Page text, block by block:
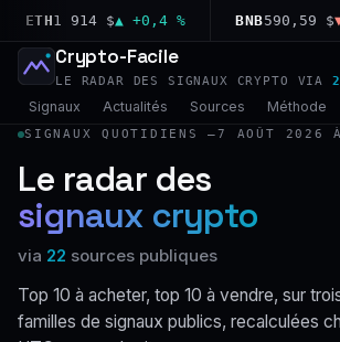
ETH1 914 $▲ +0,4 % BNB590,59 $▼
Crypto-Facile
LE RADAR DES SIGNAUX CRYPTO VIA
Signaux Actualités Sources Méthode
SIGNAUX QUOTIDIENS —7 AOÛT 2026
Le radar des
signaux crypto
via 22 sources publiques
Top 10 à acheter, top 10 à vendre, sur
familles de signaux publics, recalculées